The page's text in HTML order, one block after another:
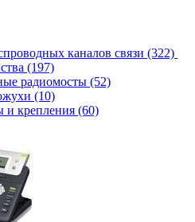
каналов связи (322)
(197)
радиомосты (52)
(10)
крепления (60)